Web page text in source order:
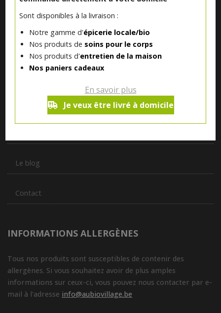
Sont disponibles à la livraison :
Notre gamme d'épicerie locale/bio
Nos produits de soins pour le corps
Nos produits d'entretien de la maison
Nos paniers cadeaux
En savoir plus
Je veux être livré à domicile
produits de plus de 50 artisans et producteurs régionaux pour
vous servir du petit déjeuner au souper.
Le blog
Contact
INFORMATIONS ALLERGÈNES
Tous nos produits sont susceptibles de contenir des
allergènes. Si vous souhaitez avoir de plus amples
informations sur ceux-ci, vous pouvez nous contacter par e-
mail à l'adresse info@aubiovillage.be